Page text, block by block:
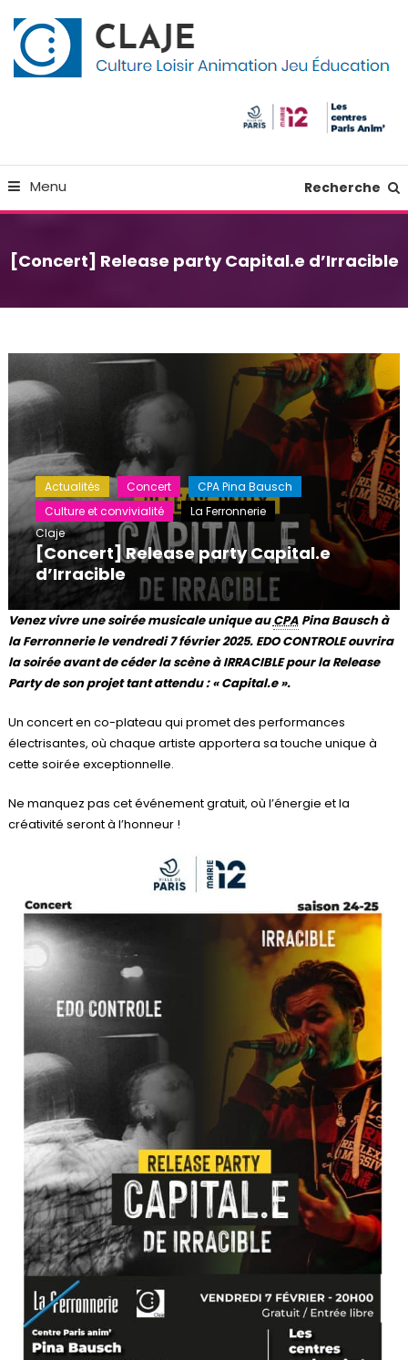
To
Content
Menu Recherche
[Concert] Release party Capital.e d’Irracible
Actualités Concert
CPA Pina Bausch
Culture et convivialité
La Ferronnerie
Claje
[Concert] Release party Capital.e
d’Irracible
Venez vivre une soirée musicale unique auCPAPina Bausch à
la Ferronnerie le vendredi 7 février 2025. EDO CONTROLE ouvrira
la soirée avant de céder la scène à IRRACIBLE pour la Release
Party de son projet tant attendu : « Capital.e ».
Un concert en co-plateau qui promet des performances
électrisantes, où chaque artiste apportera sa touche unique à
cette soirée exceptionnelle.
Ne manquez pas cet événement gratuit, où l’énergie et la
créativité seront à l’honneur !